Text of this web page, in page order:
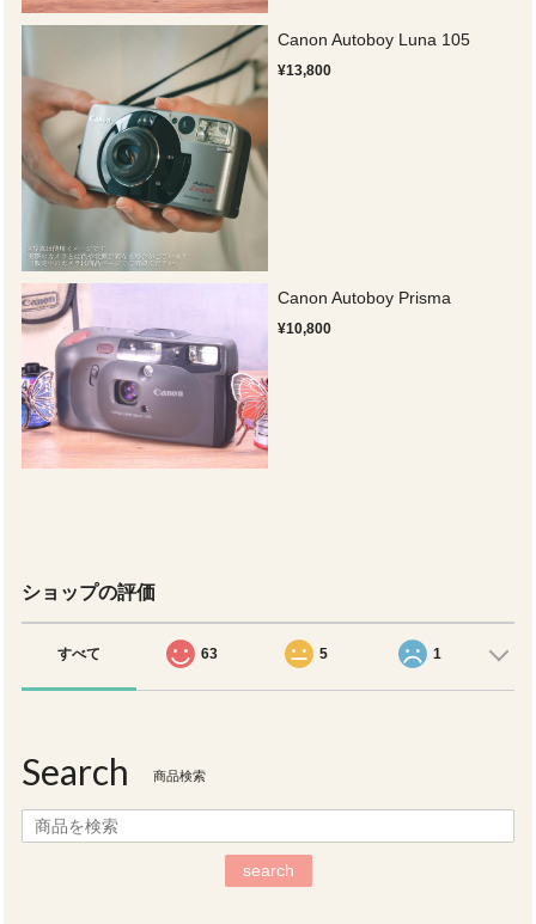
Canon Autoboy Luna 105
¥13,800
Canon Autoboy Prisma
¥10,800
ショップの評価
すべて 63 5 1
Search 商品検索
search